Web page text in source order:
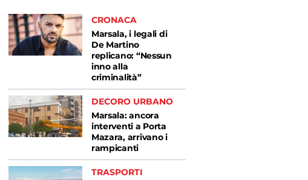
CRONACA
Marsala, i legali di
De Martino
replicano: “Nessun
inno alla
criminalità”
DECORO URBANO
Marsala: ancora
interventi a Porta
Mazara, arrivano i
rampicanti
TRASPORTI